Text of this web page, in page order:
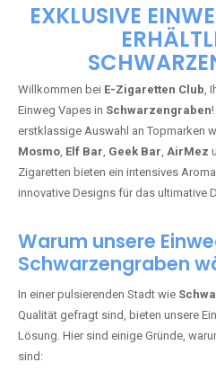
EXKLUSIVE
Willkommen bei E-Zigaretten Club,
Einweg Vapes in Schwarzengraben
erstklassige Auswahl an Topmarken
Mosmo, Elf Bar, Geek Bar, AirMez
Zigaretten bieten ein intensives
innovative Designs für das ultimative
Warum unsere
Schwarzengraben
In einer pulsierenden Stadt wie
Qualität gefragt sind, bieten unsere
Lösung. Hier sind einige Gründe,
sind: